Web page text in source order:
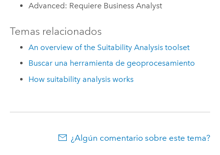
Advanced: Requiere Business Analyst
Temas relacionados
An overview of the Suitability Analysis toolset
Buscar una herramienta de geoprocesamiento
How suitability analysis works
¿Algún comentario sobre este tema?